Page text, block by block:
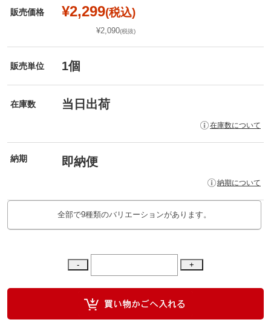
販売価格 ¥2,299(税込)
¥2,090(税抜)
販売単位 1個
在庫数 当日出荷
在庫数について
納期 即納便
納期について
全部で9種類のバリエーションがあります。